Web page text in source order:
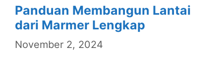
Panduan Membangun Lantai
dari Marmer Lengkap
November 2, 2024